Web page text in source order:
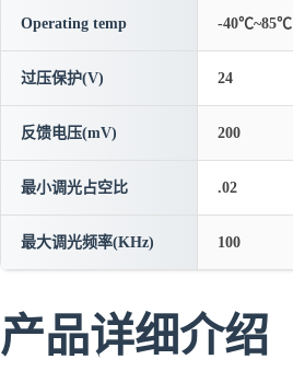
Operating temp -40℃~85℃
过压保护(V) 24
反馈电压(mV) 200
最小调光占空比 .02
最大调光频率(KHz) 100
产品详细介绍